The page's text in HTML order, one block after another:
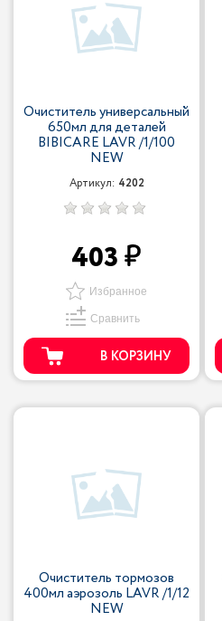
Очиститель универсальный
650мл для деталей
BIBICARE LAVR /1/100
NEW
Артикул: 4202
403
Избранное
Сравнить
В КОРЗИНУ
Очиститель тормозов
400мл аэрозоль LAVR /1/12
NEW